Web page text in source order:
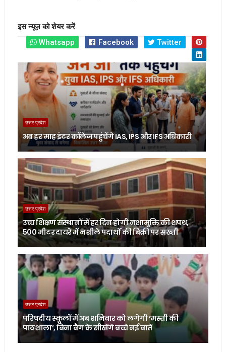
इस न्यूज़ को शेयर करें
Whatsapp
Facebook Twitter
उत्तर प्रदेश
अब हर माह इंटर कॉलेज पहुंचेंगे IAS, IPS और IFS अधिकारी
उत्तर प्रदेश
उच्च शिक्षण संस्थानों में हर दिन होगी नशामुक्ति की शपथ,
500 मीटर दायरे में नशीले पदार्थों की बिक्री पर सख्ती
उत्तर प्रदेश
परिषदीय स्कूलों में अब शनिवार को लगेगी ‘मस्ती की
पाठशाला’, बिना बैग के सीखेंगे बच्चे नई बातें